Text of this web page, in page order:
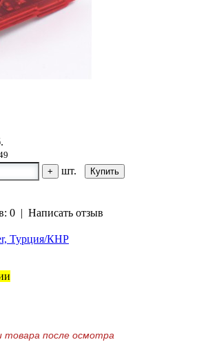
+
шт.
0 | Написать отзыв
Турция/КНР
товара после осмотра